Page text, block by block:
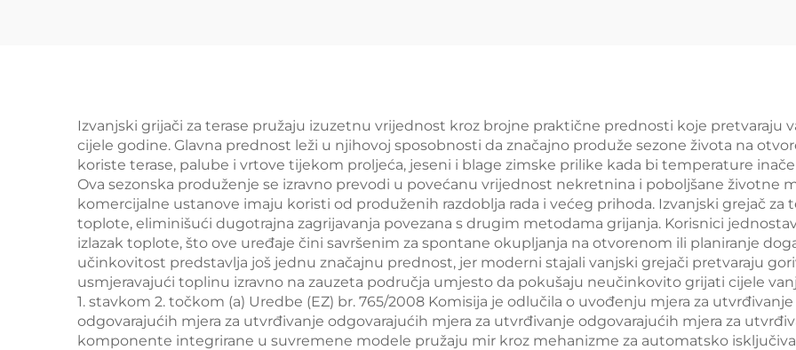
Izvanjski grijači za terase pružaju izuzetnu vrijednost kroz brojne praktične prednosti koje
cijele godine. Glavna prednost leži u njihovoj sposobnosti da značajno produže sezone života na
koriste terase, palube i vrtove tijekom proljeća, jeseni i blage zimske prilike kada bi temperature
Ova sezonska produženje se izravno prevodi u povećanu vrijednost nekretnina i poboljšane životne
komercijalne ustanove imaju koristi od produženih razdoblja rada i većeg prihoda. Izvanjski grejač
toplote, eliminišući dugotrajna zagrijavanja povezana s drugim metodama grijanja. Korisnici
izlazak toplote, što ove uređaje čini savršenim za spontane okupljanja na otvorenom ili planiranje
učinkovitost predstavlja još jednu značajnu prednost, jer moderni stajali vanjski grejači pretvaraju
usmjeravajući toplinu izravno na zauzeta područja umjesto da pokušaju neučinkovito grijati cijele
1. stavkom 2. točkom (a) Uredbe (EZ) br. 765/2008 Komisija je odlučila o uvođenju mjera za
odgovarajućih mjera za utvrđivanje odgovarajućih mjera za utvrđivanje odgovarajućih mjera za
komponente integrirane u suvremene modele pružaju mir kroz mehanizme za automatsko